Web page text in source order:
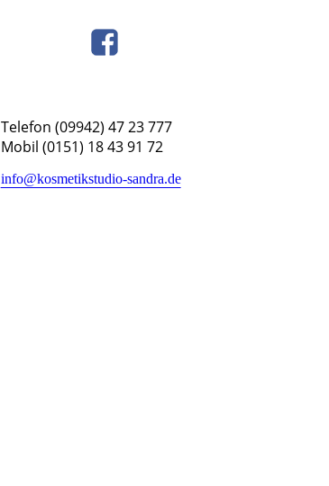
Telefon (09942) 47 23 777
Mobil (0151) 18 43 91 72
info@kosmetikstudio-sandra.de